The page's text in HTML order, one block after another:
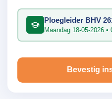
Ploegleider BHV
Maandag 18-05-2026 •
Bevestig